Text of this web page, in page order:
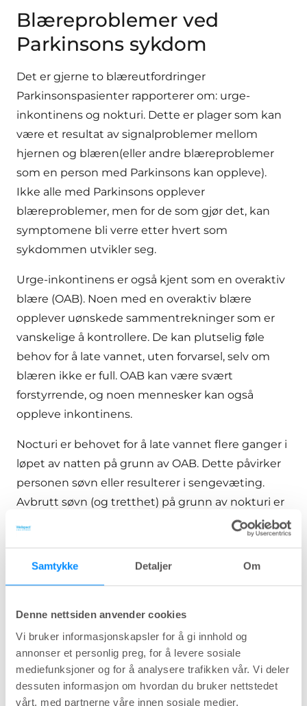
Samtykke Detaljer Om
Denne nettsiden anvender cookies
Vi bruker informasjonskapsler for å gi innhold og
annonser et personlig preg, for å levere sosiale
mediefunksjoner og for å analysere trafikken vår. Vi deler
dessuten informasjon om hvordan du bruker nettstedet
vårt, med partnerne våre innen sosiale medier,
Blæreproblemer ved
Parkinsons sykdom
Det er gjerne to blæreutfordringer
Parkinsonspasienter rapporterer om: urge-
inkontinens og nokturi. Dette er plager som kan
være et resultat av signalproblemer mellom
hjernen og blæren(eller andre blæreproblemer
som en person med Parkinsons kan oppleve).
Ikke alle med Parkinsons opplever
blæreproblemer, men for de som gjør det, kan
symptomene bli verre etter hvert som
sykdommen utvikler seg.
Urge-inkontinens er også kjent som en overaktiv
blære (OAB). Noen med en overaktiv blære
opplever uønskede sammentrekninger som er
vanskelige å kontrollere. De kan plutselig føle
behov for å late vannet, uten forvarsel, selv om
blæren ikke er full. OAB kan være svært
forstyrrende, og noen mennesker kan også
oppleve inkontinens.
Nocturi er behovet for å late vannet flere ganger i
løpet av natten på grunn av OAB. Dette påvirker
personen søvn eller resulterer i sengevæting.
Avbrutt søvn (og tretthet) på grunn av nokturi er
et av de vanligste ikke-motoriske symptomene
Intermitterende kateterisering kan være et
behandlingsalternativ for å håndtere disse
symtomene, les mer om det
Produkter til blæren